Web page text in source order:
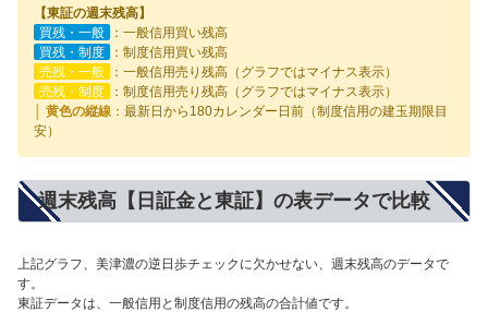
【東証の週末残高】
買残・一般
：一般信用買い残高
買残・制度
：制度信用買い残高
売残・一般
：一般信用売り残高（グラフではマイナス表示）
売残・制度
：制度信用売り残高（グラフではマイナス表示）
│ 黄色の縦線 ：最新日から180カレンダー日前（制度信用の建玉期限目
安）
週末残高【日証金と東証】の表データで比較
上記グラフ、美津濃の逆日歩チェックに欠かせない、週末残高のデータで
す。
東証データは、一般信用と制度信用の残高の合計値です。